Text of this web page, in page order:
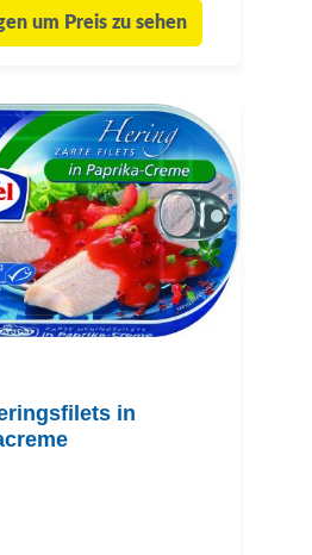
um Preis zu sehen
in